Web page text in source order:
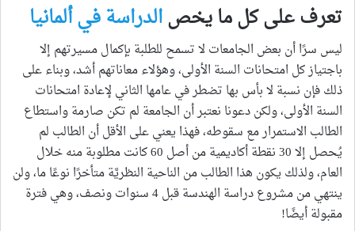
تعرف على كل ما يخصالدراسة في ألمانيا
ليس سرًا أن بعض الجامعات لا تسمح للطلبة بإكمال مسيرتهم إلا
باجتياز كل امتحانات السنة الأولى، وهؤلاء معاناتهم أشد، وبناء على
ذلك فإن نسبة لا بأس بها تضطر في عامها الثاني لإعادة امتحانات
السنة الأولى، ولكن دعونا نعتبر أن الجامعة لم تكن صارمة واستطاع
الطالب الاستمرار مع سقوطه، فهذا يعني على الأقل أن الطالب لم
يُحصل إلا 30 نقطة أكاديمية من أصل 60 كانت مطلوبة منه خلال
العام، ولذلك يكون هذا الطالب من الناحية النظريَّة متأخرًا نوعًا ما، ولن
ينتهي من مشروع دراسة الهندسة قبل 4 سنوات ونصف، وهي فترة
مقبولة أيضًا!